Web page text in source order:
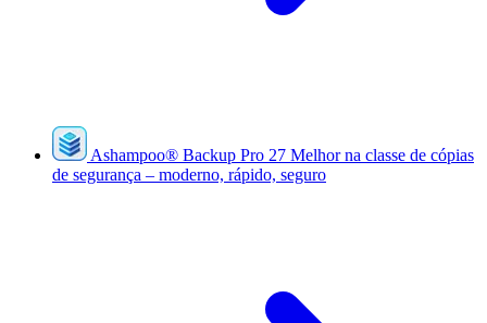
Ashampoo® Backup Pro 27 Melhor na classe de cópias
de segurança – moderno, rápido, seguro